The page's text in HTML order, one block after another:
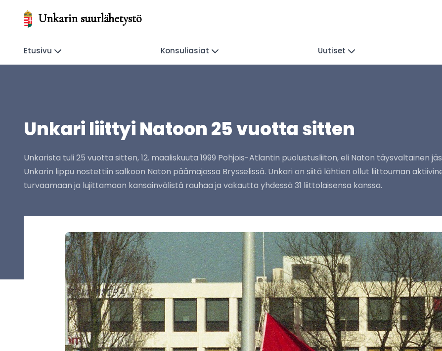
Unkarin suurlähetystö
Etusivu Konsuliasiat Uutiset
Unkari liittyi Natoon 25 vuotta sitten
Unkarista tuli 25 vuotta sitten, 12. maaliskuuta 1999 Pohjois-Atlantin puolustusliiton, eli Naton täysvaltainen
Unkarin lippu nostettiin salkoon Naton päämajassa Brysselissä. Unkari on siitä lähtien ollut liittouman
turvaamaan ja lujittamaan kansainvälistä rauhaa ja vakautta yhdessä 31 liittolaisensa kanssa.